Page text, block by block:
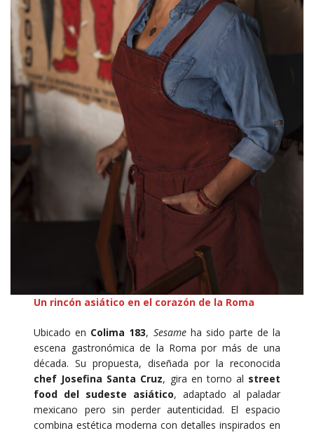
Un rincón asiático en el corazón de la Roma
Ubicado en Colima 183, Sesameha sido parte de la
escena gastronómica de la Roma por más de una
década. Su propuesta, diseñada por la reconocida
chef Josefina Santa Cruz, gira en torno al street
food del sudeste asiático, adaptado al paladar
mexicano pero sin perder autenticidad. El espacio
combina estética moderna con detalles inspirados en